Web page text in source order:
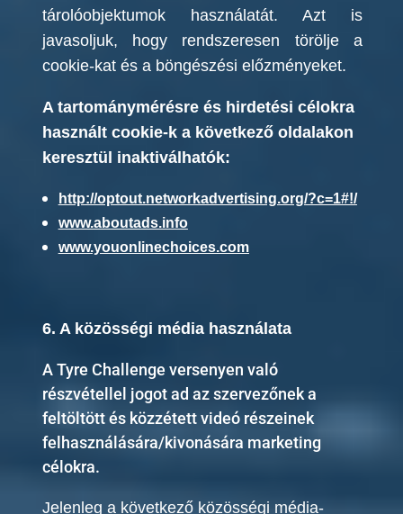
tárolóobjektumok használatát. Azt is
javasoljuk, hogy rendszeresen törölje a
cookie-kat és a böngészési előzményeket.
A tartománymérésre és hirdetési célokra
használt cookie-k a következő oldalakon
keresztül inaktiválhatók:
http://optout.networkadvertising.org/?c=1#!/
www.aboutads.info
www.youonlinechoices.com
6. A közösségi média használata
A Tyre Challenge versenyen való
részvétellel jogot ad az szervezőnek a
feltöltött és közzétett videó részeinek
felhasználására/kivonására marketing
célokra.
Jelenleg a következő közösségi média-